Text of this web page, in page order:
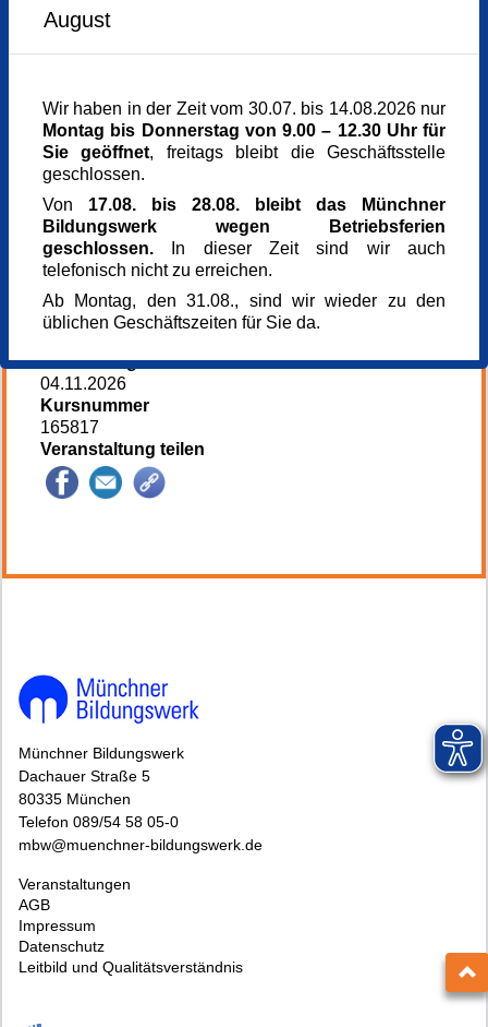
Veranstaltungsort
Münchner Bildungswerk, 3. Stock
Dachauer Str. 5
80335 München
München
www.muenchner-bildungswerk.de
089 5458050
Kursgebühr
0,00 €
Referent_in
Laura Rubenbauer
Anmeldung bis
04.11.2026
Kursnummer
165817
Veranstaltung teilen
Münchner Bildungswerk
Dachauer Straße 5
80335 München
Telefon 089/54 58 05-0
mbw@muenchner-bildungswerk.de
Veranstaltungen
AGB
Impressum
Datenschutz
Leitbild und Qualitätsverständnis
August
Wir haben in der Zeit vom 30.07. bis 14.08.2026 nur
Montag bis Donnerstag von 9.00 – 12.30 Uhr für
Sie geöffnet, freitags bleibt die Geschäftsstelle
geschlossen.
Von 17.08. bis 28.08. bleibt das Münchner
Bildungswerk wegen Betriebsferien
geschlossen. In dieser Zeit sind wir auch
telefonisch nicht zu erreichen.
Ab Montag, den 31.08., sind wir wieder zu den
üblichen Geschäftszeiten für Sie da.